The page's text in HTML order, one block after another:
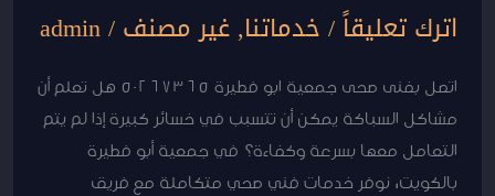
اترك تعليقاً/خدماتنا,غير مصنف/
admin
اتصل بفنى صحى جمعية ابو فطيرة 50267365 هل تعلم أن
مشاكل السباكة يمكن أن تتسبب في خسائر كبيرة إذا لم يتم
التعامل معها بسرعة وكفاءة؟ في جمعية أبو فطيرة
بالكويت، نوفر خدمات فني صحي متكاملة مع فريق